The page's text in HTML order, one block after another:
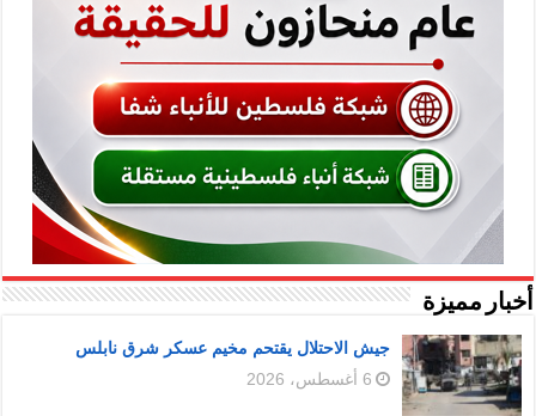
أخبار مميزة
جيش الاحتلال يقتحم مخيم عسكر شرق نابلس
6 أغسطس، 2026